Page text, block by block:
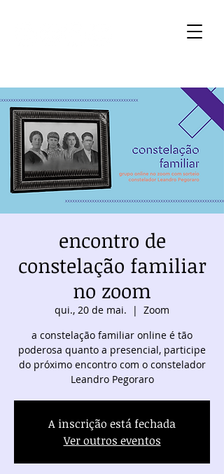
encontro de
constelação familiar
no zoom
qui., 20 de mai.
  |
Zoom
a constelação familiar online é tão
poderosa quanto a presencial, participe
do próximo encontro com o constelador
Leandro Pegoraro
A inscrição está fechada
Ver outros eventos